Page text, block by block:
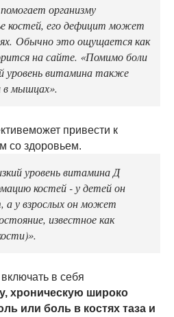
организму
костей, его дефицит может
Обычно это ощущается как
на сайте. «Помимо боли
уровень витамина также
мышцах».
привести к
со здоровьем.
уровень витамина Д
костей - у детей он
у взрослых он может
известное как
в себя
хроническую широко
или боль в костях таза и